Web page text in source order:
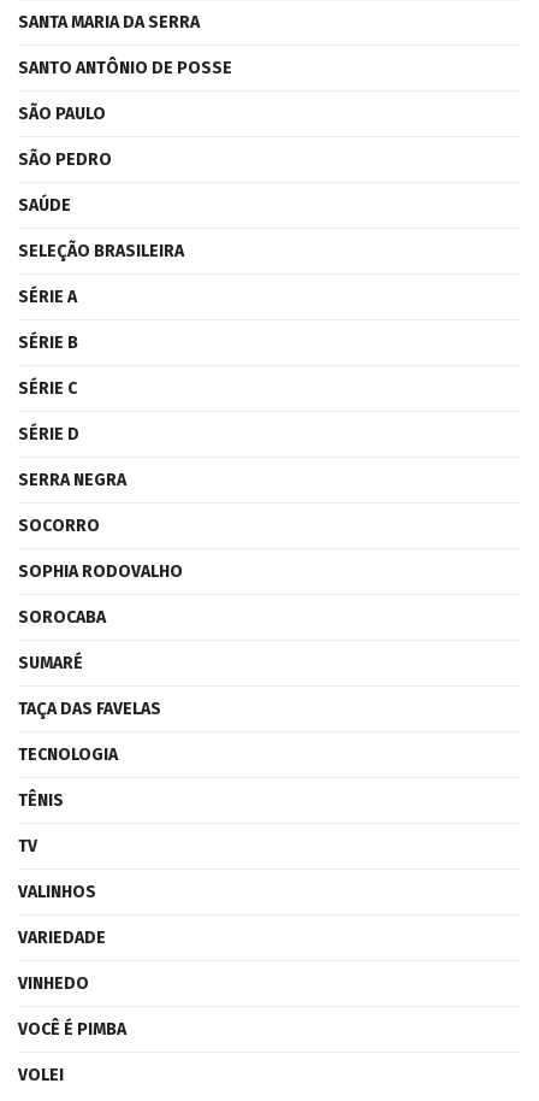
SANTA MARIA DA SERRA
SANTO ANTÔNIO DE POSSE
SÃO PAULO
SÃO PEDRO
SAÚDE
SELEÇÃO BRASILEIRA
SÉRIE A
SÉRIE B
SÉRIE C
SÉRIE D
SERRA NEGRA
SOCORRO
SOPHIA RODOVALHO
SOROCABA
SUMARÉ
TAÇA DAS FAVELAS
TECNOLOGIA
TÊNIS
TV
VALINHOS
VARIEDADE
VINHEDO
VOCÊ É PIMBA
VOLEI